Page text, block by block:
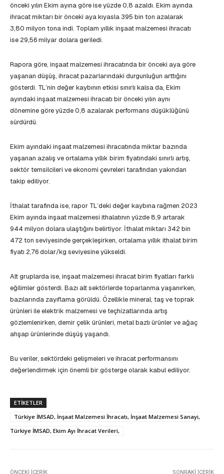
önceki yılın Ekim ayına göre ise yüzde 0,8 azaldı. Ekim ayında
ihracat miktarı bir önceki aya kıyasla 395 bin ton azalarak
3,80 milyon tona indi. Toplam yıllık inşaat malzemesi ihracatı
ise 29,56 milyar dolara geriledi.
Rapora göre, inşaat malzemesi ihracatında bir önceki aya göre
yaşanan düşüş, ihracat pazarlarındaki durgunluğun arttığını
gösterdi. TL’nin değer kaybının etkisi sınırlı kalsa da, Ekim
ayındaki inşaat malzemesi ihracatı bir önceki yılın aynı
dönemine göre yüzde 0,8 azalarak performans düşüklüğünü
sürdürdü.
Ekim ayındaki inşaat malzemesi ihracatında miktar bazında
yaşanan azalış ve ortalama yıllık birim fiyatındaki sınırlı artış,
sektör temsilcileri ve ekonomi çevreleri tarafından yakından
takip ediliyor.
İthalat tarafında ise, rapor TL’deki değer kaybına rağmen 2023
Ekim ayında inşaat malzemesi ithalatının yüzde 8,9 artarak
944 milyon dolara ulaştığını belirtiyor. İthalat miktarı 342 bin
472 ton seviyesinde gerçekleşirken, ortalama yıllık ithalat birim
fiyatı 2,76 dolar/kg seviyesine yükseldi.
Alt gruplarda ise, inşaat malzemesi ihracat birim fiyatları farklı
eğilimler gösterdi. Bazı alt sektörlerde toparlanma yaşanırken,
bazılarında zayıflama görüldü. Özellikle mineral, taş ve toprak
ürünleri ile elektrik malzemesi ve teçhizatlarında artış
gözlemlenirken, demir çelik ürünleri, metal bazlı ürünler ve ağaç
ahşap ürünlerinde düşüş yaşandı.
Bu veriler, sektördeki gelişmeleri ve ihracat performansını
değerlendirmek için önemli bir gösterge olarak kabul ediliyor.
ETIKETLER
Türkiye İMSAD, İnşaat Malzemesi İhracatı, İnşaat Malzemesi Sanayi,
Türkiye İMSAD, Ekim Ayı İhracat Verileri,
ÖNCEKI İÇERIK SONRAKI İÇERIK